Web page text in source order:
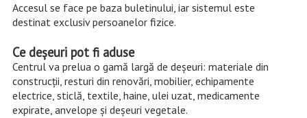
Accesul se face pe baza buletinului, iar sistemul este
destinat exclusiv persoanelor fizice.
Ce deșeuri pot fi aduse
Centrul va prelua o gamă largă de deșeuri: materiale din
construcții, resturi din renovări, mobilier, echipamente
electrice, sticlă, textile, haine, ulei uzat, medicamente
expirate, anvelope și deșeuri vegetale.